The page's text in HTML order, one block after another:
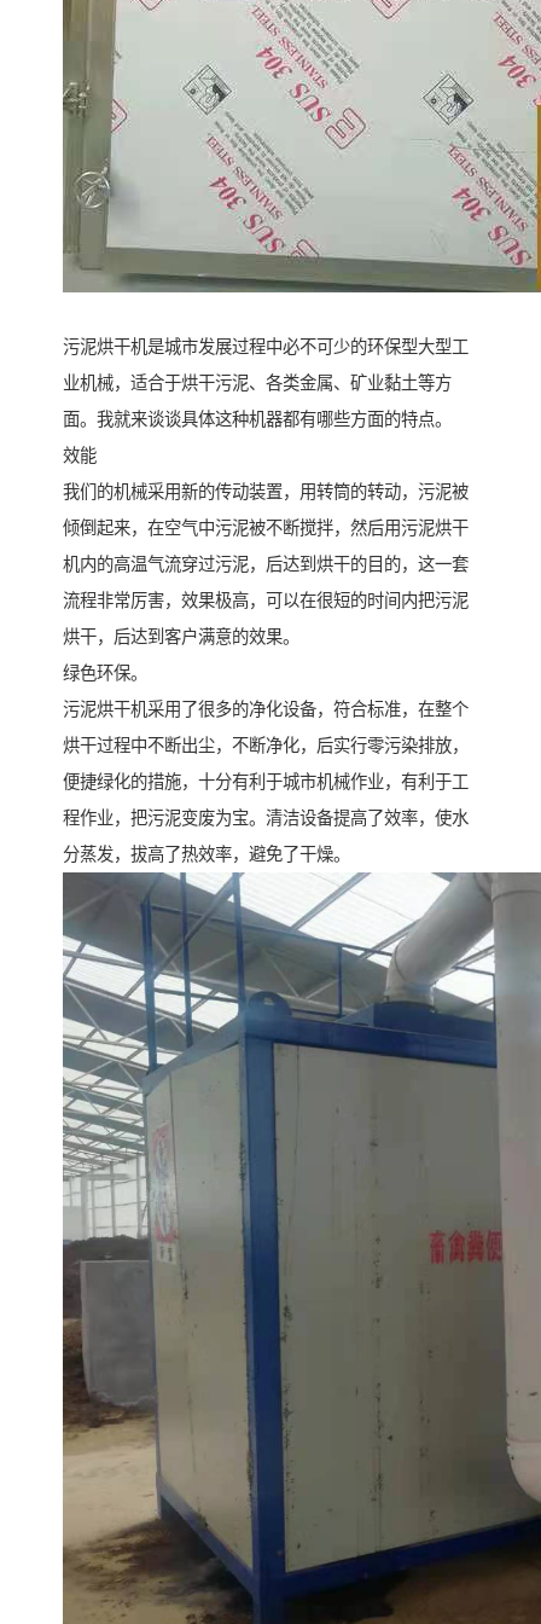
污泥烘干机是城市发展过程中必不可少的环保型大型工
业机械，适合于烘干污泥、各类金属、矿业黏土等方
面。我就来谈谈具体这种机器都有哪些方面的特点。
效能
我们的机械采用新的传动装置，用转筒的转动，污泥被
倾倒起来，在空气中污泥被不断搅拌，然后用污泥烘干
机内的高温气流穿过污泥，后达到烘干的目的，这一套
流程非常厉害，效果极高，可以在很短的时间内把污泥
烘干，后达到客户满意的效果。
绿色环保。
污泥烘干机采用了很多的净化设备，符合标准，在整个
烘干过程中不断出尘，不断净化，后实行零污染排放，
便捷绿化的措施，十分有利于城市机械作业，有利于工
程作业，把污泥变废为宝。清洁设备提高了效率，使水
分蒸发，拔高了热效率，避免了干燥。